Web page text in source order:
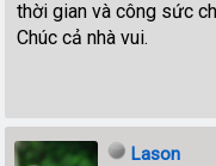
thời gian và công sức
Chúc cả nhà vui.
Lason